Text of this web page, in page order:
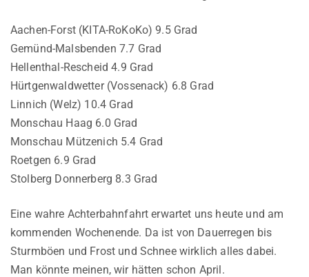
Aachen-Forst (KITA-RoKoKo) 9.5 Grad
Gemünd-Malsbenden 7.7 Grad
Hellenthal-Rescheid 4.9 Grad
Hürtgenwaldwetter (Vossenack) 6.8 Grad
Linnich (Welz) 10.4 Grad
Monschau Haag 6.0 Grad
Monschau Mützenich 5.4 Grad
Roetgen 6.9 Grad
Stolberg Donnerberg 8.3 Grad
Eine wahre Achterbahnfahrt erwartet uns heute und am
kommenden Wochenende. Da ist von Dauerregen bis
Sturmböen und Frost und Schnee wirklich alles dabei.
Man könnte meinen, wir hätten schon April.